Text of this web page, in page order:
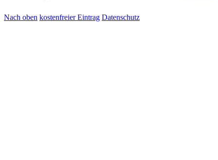
Nach oben kostenfreier Eintrag Datenschutz